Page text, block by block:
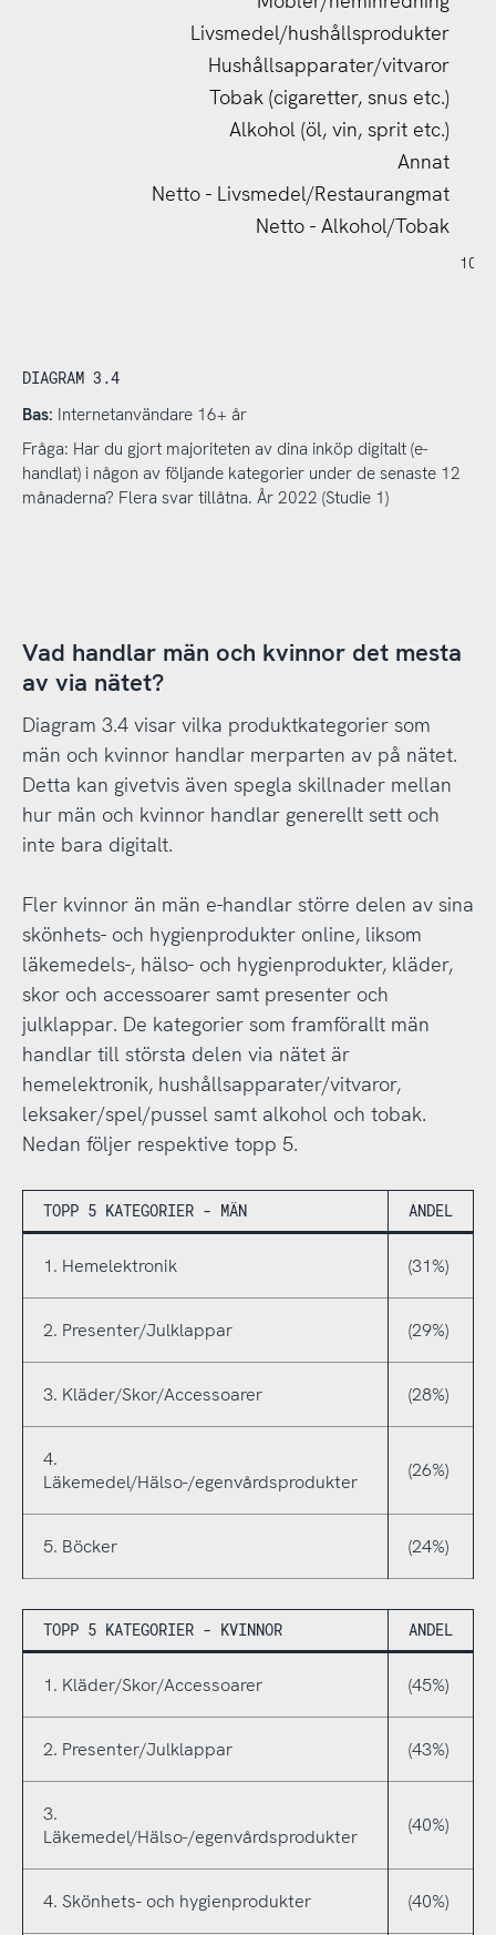
Netto - Alkohol/Tobak
Netto - Livsmedel/Restaurangmat
Annat
Alkohol (öl, vin, sprit etc.)
Tobak (cigaretter, snus etc.)
Hushållsapparater/vitvaror
Livsmedel/hushållsprodukter
-40%
-20%
120%
140%
DIAGRAM 3.4
Bas: Internetanvändare 16+ år
Fråga: Har du gjort majoriteten av dina inköp digitalt (e-
handlat) i någon av följande kategorier under de senaste 12
månaderna? Flera svar tillåtna. År 2022 (Studie 1)
Vad handlar män och kvinnor det mesta
av via nätet?
Diagram 3.4 visar vilka produktkategorier som
män och kvinnor handlar merparten av på nätet.
Detta kan givetvis även spegla skillnader mellan
hur män och kvinnor handlar generellt sett och
inte bara digitalt.
Fler kvinnor än män e-handlar större delen av sina
skönhets- och hygienprodukter online, liksom
läkemedels-, hälso- och hygienprodukter, kläder,
skor och accessoarer samt presenter och
julklappar. De kategorier som framförallt män
handlar till största delen via nätet är
hemelektronik, hushållsapparater/vitvaror,
leksaker/spel/pussel samt alkohol och tobak.
Nedan följer respektive topp 5.
TOPP 5 KATEGORIER - MÄN ANDEL
1. Hemelektronik (31%)
2. Presenter/Julklappar (29%)
3. Kläder/Skor/Accessoarer (28%)
4.
Läkemedel/Hälso-/egenvårdsprodukter
(26%)
5. Böcker (24%)
TOPP 5 KATEGORIER - KVINNOR ANDEL
1. Kläder/Skor/Accessoarer (45%)
2. Presenter/Julklappar (43%)
3.
Läkemedel/Hälso-/egenvårdsprodukter
(40%)
4. Skönhets- och hygienprodukter (40%)